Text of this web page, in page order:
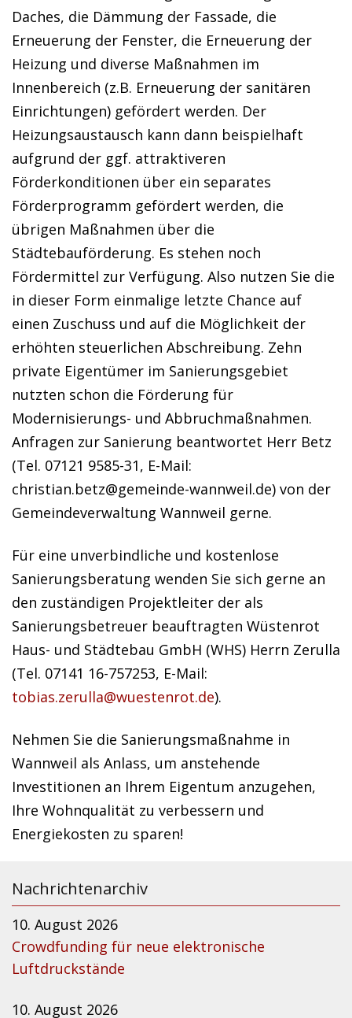
Daches, die Dämmung der Fassade, die
Erneuerung der Fenster, die Erneuerung der
Heizung und diverse Maßnahmen im
Innenbereich (z.B. Erneuerung der sanitären
Einrichtungen) gefördert werden. Der
Heizungsaustausch kann dann beispielhaft
aufgrund der ggf. attraktiveren
Förderkonditionen über ein separates
Förderprogramm gefördert werden, die
übrigen Maßnahmen über die
Städtebauförderung. Es stehen noch
Fördermittel zur Verfügung. Also nutzen Sie die
in dieser Form einmalige letzte Chance auf
einen Zuschuss und auf die Möglichkeit der
erhöhten steuerlichen Abschreibung. Zehn
private Eigentümer im Sanierungsgebiet
nutzten schon die Förderung für
Modernisierungs- und Abbruchmaßnahmen.
Anfragen zur Sanierung beantwortet Herr Betz
(Tel. 07121 9585-31, E-Mail:
christian.betz@gemeinde-wannweil.de) von der
Gemeindeverwaltung Wannweil gerne.
Für eine unverbindliche und kostenlose
Sanierungsberatung wenden Sie sich gerne an
den zuständigen Projektleiter der als
Sanierungsbetreuer beauftragten Wüstenrot
Haus- und Städtebau GmbH (WHS) Herrn Zerulla
(Tel. 07141 16-757253, E-Mail:
tobias.zerulla@wuestenrot.de).
Nehmen Sie die Sanierungsmaßnahme in
Wannweil als Anlass, um anstehende
Investitionen an Ihrem Eigentum anzugehen,
Ihre Wohnqualität zu verbessern und
Energiekosten zu sparen!
Nachrichtenarchiv
10. August 2026
Crowdfunding für neue elektronische
Luftdruckstände
10. August 2026